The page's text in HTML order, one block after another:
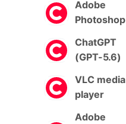
Adobe
Photoshop
ChatGPT
(GPT-5.6)
VLC media
player
Adobe